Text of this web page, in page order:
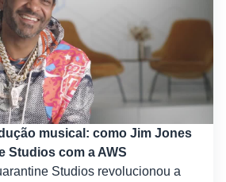
musical: como Jim Jones
Studios com a AWS
Studios revolucionou a